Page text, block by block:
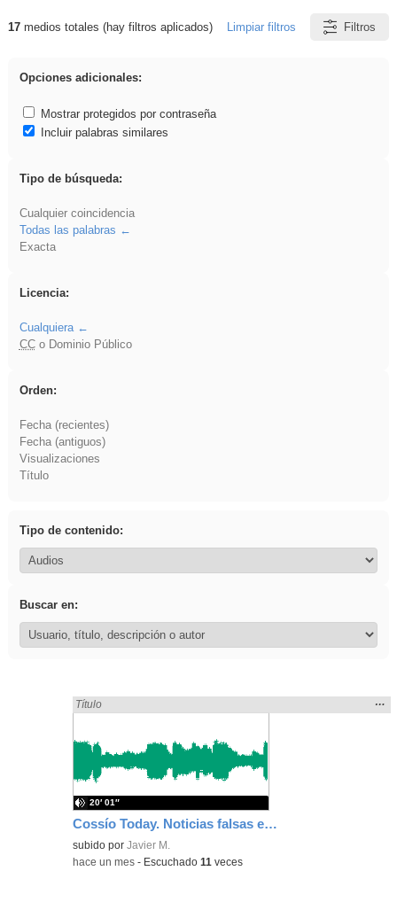
Resultados de: falsa
17medios totales (hay filtros aplicados) Limpiar filtros Filtros
Opciones adicionales:
Mostrar protegidos por contraseña
Incluir palabras similares
Tipo de búsqueda:
Cualquier coincidencia
Todas las palabras
Exacta
Licencia:
Cualquiera
CCo Dominio Público
Orden:
Fecha (recientes)
Fecha (antiguos)
Visualizaciones
Título
Tipo de contenido:
Buscar en:
Cossío Today. Noticias falsas en Educación Primaria
Encontrado «falsa» en:
Título
la
…
subido porJavier M.
20′ 01″
-hace un mes - Escuchado11 veces